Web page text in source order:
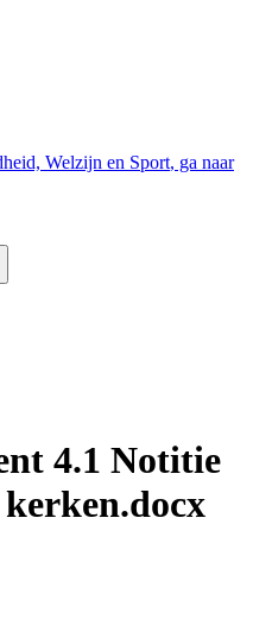
Welzijn en Sport, ga naar
4.1 Notitie